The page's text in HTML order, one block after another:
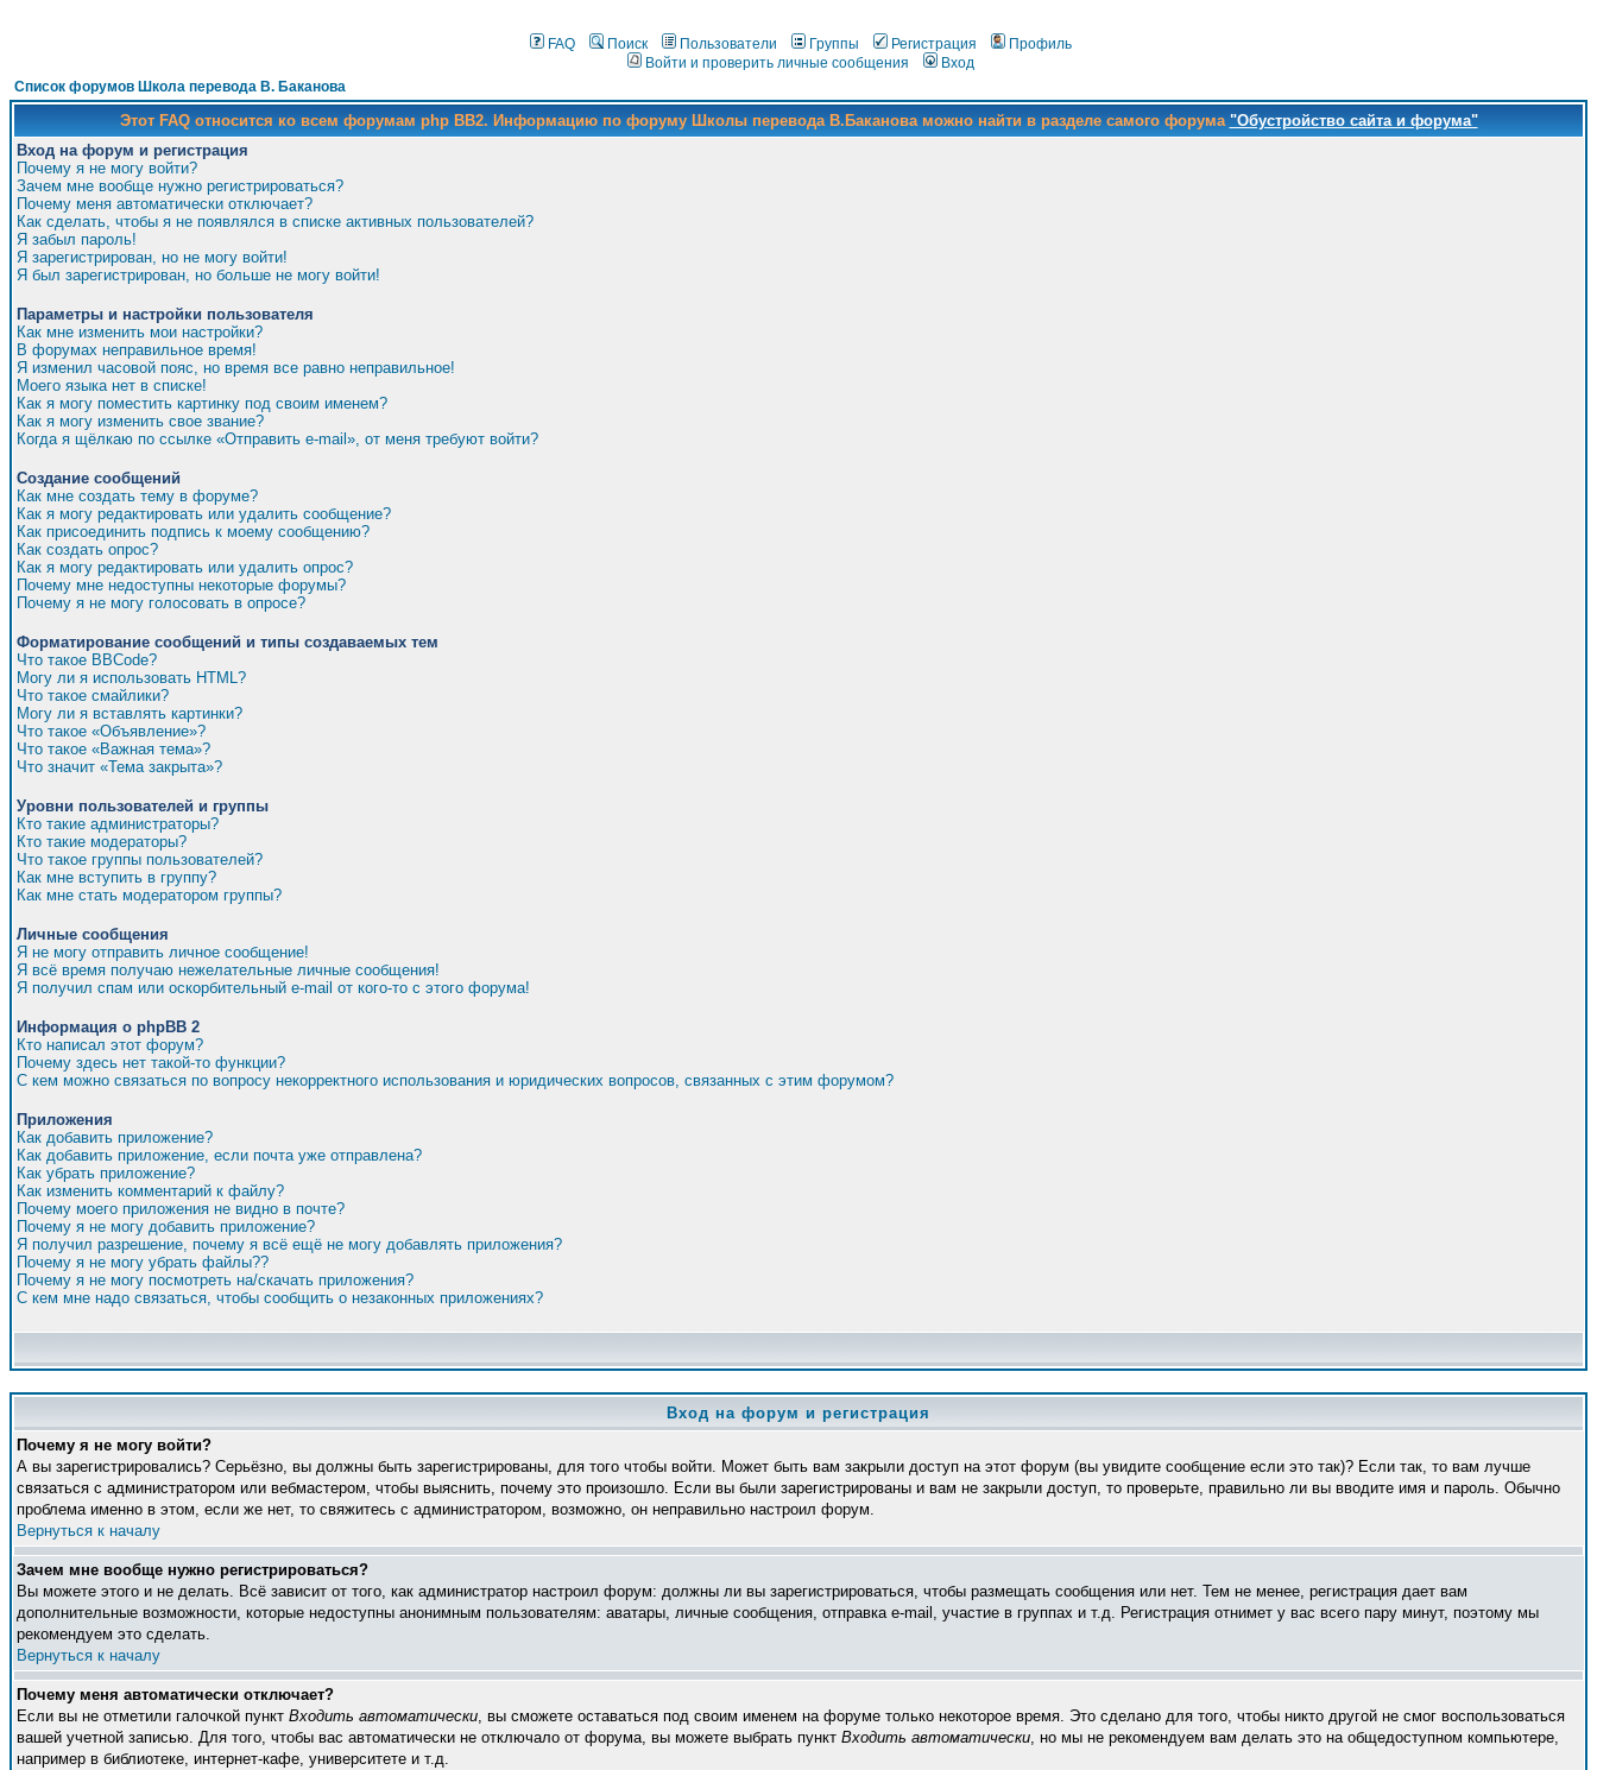
FAQ Поиск Пользователи Группы Регистрация
Профиль
Войти и проверить личные сообщения
Вход
Список форумов Школа перевода В. Баканова
Этот FAQ относится ко всем форумам php BB2. Информацию по форуму Школы перевода В.Баканова можно найти в разделе самого форума "Обустройство сайта и форума"
Вход на форум и регистрация
Почему я не могу войти?
Зачем мне вообще нужно регистрироваться?
Почему меня автоматически отключает?
Как сделать, чтобы я не появлялся в списке активных пользователей?
Я забыл пароль!
Я зарегистрирован, но не могу войти!
Я был зарегистрирован, но больше не могу войти!
Параметры и настройки пользователя
Как мне изменить мои настройки?
В форумах неправильное время!
Я изменил часовой пояс, но время все равно неправильное!
Моего языка нет в списке!
Как я могу поместить картинку под своим именем?
Как я могу изменить свое звание?
Когда я щёлкаю по ссылке «Отправить e-mail», от меня требуют войти?
Создание сообщений
Как мне создать тему в форуме?
Как я могу редактировать или удалить сообщение?
Как присоединить подпись к моему сообщению?
Как создать опрос?
Как я могу редактировать или удалить опрос?
Почему мне недоступны некоторые форумы?
Почему я не могу голосовать в опросе?
Форматирование сообщений и типы создаваемых тем
Что такое BBCode?
Могу ли я использовать HTML?
Что такое смайлики?
Могу ли я вставлять картинки?
Что такое «Объявление»?
Что такое «Важная тема»?
Что значит «Тема закрыта»?
Уровни пользователей и группы
Кто такие администраторы?
Кто такие модераторы?
Что такое группы пользователей?
Как мне вступить в группу?
Как мне стать модератором группы?
Личные сообщения
Я не могу отправить личное сообщение!
Я всё время получаю нежелательные личные сообщения!
Я получил спам или оскорбительный e-mail от кого-то с этого форума!
Информация о phpBB 2
Кто написал этот форум?
Почему здесь нет такой-то функции?
С кем можно связаться по вопросу некорректного использования и юридических вопросов, связанных с этим форумом?
Приложения
Как добавить приложение?
Как добавить приложение, если почта уже отправлена?
Как убрать приложение?
Как изменить комментарий к файлу?
Почему моего приложения не видно в почте?
Почему я не могу добавить приложение?
Я получил разрешение, почему я всё ещё не могу добавлять приложения?
Почему я не могу убрать файлы??
Почему я не могу посмотреть на/скачать приложения?
С кем мне надо связаться, чтобы сообщить о незаконных приложениях?
Вход на форум и регистрация
Почему я не могу войти?
А вы зарегистрировались? Серьёзно, вы должны быть зарегистрированы, для того чтобы войти. Может быть вам закрыли доступ на этот форум (вы увидите сообщение если это так)? Если так, то вам лучше
связаться с администратором или вебмастером, чтобы выяснить, почему это произошло. Если вы были зарегистрированы и вам не закрыли доступ, то проверьте, правильно ли вы вводите имя и пароль. Обычно
проблема именно в этом, если же нет, то свяжитесь с администратором, возможно, он неправильно настроил форум.
Вернуться к началу
Зачем мне вообще нужно регистрироваться?
Вы можете этого и не делать. Всё зависит от того, как администратор настроил форум: должны ли вы зарегистрироваться, чтобы размещать сообщения или нет. Тем не менее, регистрация дает вам
дополнительные возможности, которые недоступны анонимным пользователям: аватары, личные сообщения, отправка e-mail, участие в группах и т.д. Регистрация отнимет у вас всего пару минут, поэтому мы
рекомендуем это сделать.
Вернуться к началу
Почему меня автоматически отключает?
Если вы не отметили галочкой пункт Входить автоматически, вы сможете оставаться под своим именем на форуме только некоторое время. Это сделано для того, чтобы никто другой не смог воспользоваться
вашей учетной записью. Для того, чтобы вас автоматически не отключало от форума, вы можете выбрать пункт Входить автоматически, но мы не рекомендуем вам делать это на общедоступном компьютере,
например в библиотеке, интернет-кафе, университете и т.д.